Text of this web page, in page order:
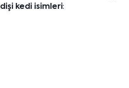
dişi kedi isimleri: